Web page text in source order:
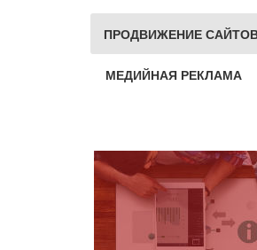
ПРОДВИЖЕНИЕ
МЕДИЙНАЯ РЕКЛАМА